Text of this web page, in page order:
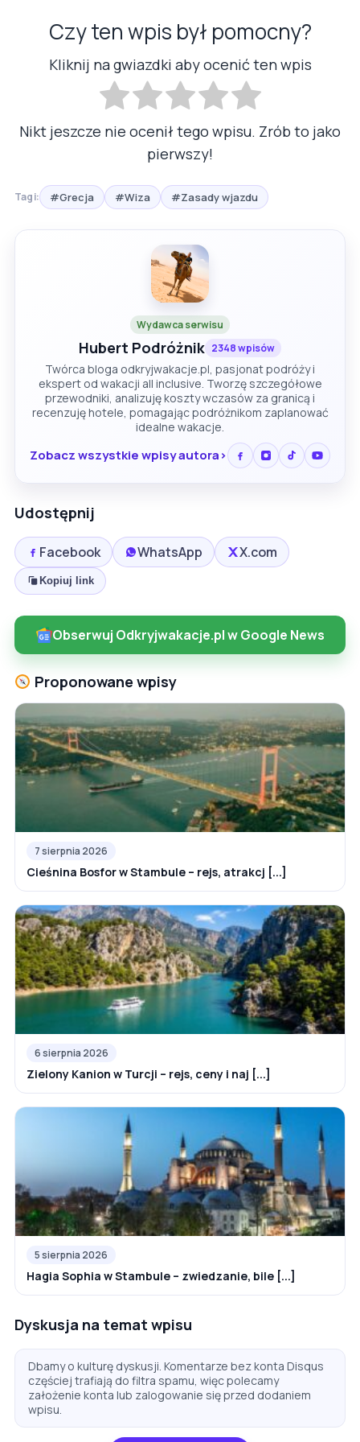
Czy ten wpis był pomocny?
Kliknij na gwiazdki aby ocenić ten wpis
Nikt jeszcze nie ocenił tego wpisu. Zrób to jako
pierwszy!
Tagi: #Grecja #Wiza #Zasady wjazdu
Wydawca serwisu
Hubert Podróżnik 2348 wpisów
Twórca bloga odkryjwakacje.pl, pasjonat podróży i
ekspert od wakacji all inclusive. Tworzę szczegółowe
przewodniki, analizuję koszty wczasów za granicą i
recenzuję hotele, pomagając podróżnikom zaplanować
idealne wakacje.
Zobacz wszystkie wpisy autora
Udostępnij
Facebook WhatsApp X.com
Kopiuj link
Obserwuj Odkryjwakacje.pl w Google News
Proponowane wpisy
7 sierpnia 2026
Cieśnina Bosfor w Stambule – rejs, atrakcj [...]
6 sierpnia 2026
Zielony Kanion w Turcji – rejs, ceny i naj [...]
5 sierpnia 2026
Hagia Sophia w Stambule – zwiedzanie, bile [...]
Dyskusja na temat wpisu
Dbamy o kulturę dyskusji. Komentarze bez konta Disqus
częściej trafiają do filtra spamu, więc polecamy
założenie konta lub zalogowanie się przed dodaniem
wpisu.